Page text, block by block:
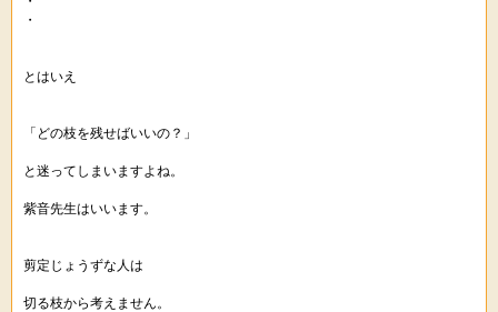
・
とはいえ
「どの枝を残せばいいの？」
と迷ってしまいますよね。
紫音先生はいいます。
剪定じょうずな人は
切る枝から考えません。